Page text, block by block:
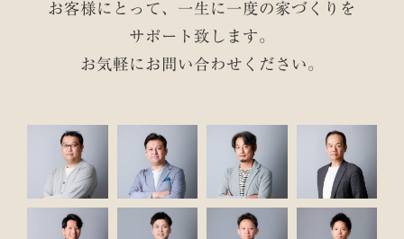
お客様にとって、一生に一度の家づくりを
サポート致します。
お気軽にお問い合わせください。